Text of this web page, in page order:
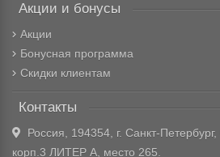
Акции и бонусы
Акции
Бонусная программа
Скидки клиентам
Контакты
Россия, 194354, г. Санкт-
корп.3 ЛИТЕР А, место 265.